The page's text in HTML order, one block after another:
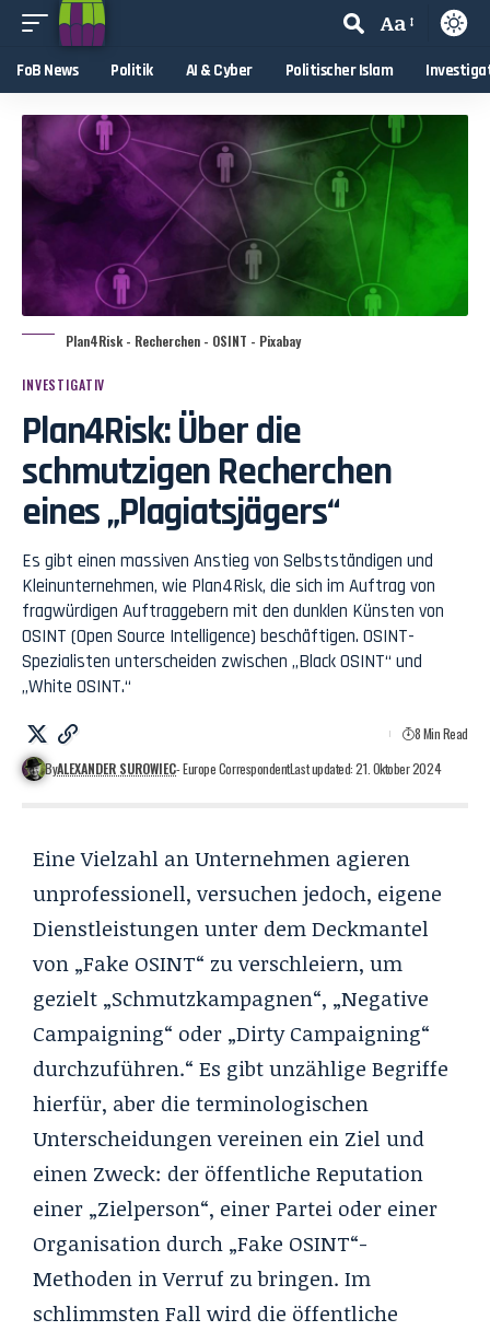
Aa
FoB News Politik AI & Cyber Politischer Islam
Plan4Risk - Recherchen - OSINT - Pixabay
INVESTIGATIV
Plan4Risk: Über die
schmutzigen Recherchen
eines „Plagiatsjägers“
Es gibt einen massiven Anstieg von Selbstständigen und
Kleinunternehmen, wie Plan4Risk, die sich im Auftrag von
fragwürdigen Auftraggebern mit den dunklen Künsten von
OSINT (Open Source Intelligence) beschäftigen. OSINT-
Spezialisten unterscheiden zwischen „Black OSINT“ und
„White OSINT.“
ByALEXANDER SUROWIEC- Europe CorrespondentLast updated: 21. Oktober 2024
8 Min Read
Eine Vielzahl an Unternehmen agieren
unprofessionell, versuchen jedoch, eigene
Dienstleistungen unter dem Deckmantel
von „Fake OSINT“ zu verschleiern, um
gezielt „Schmutzkampagnen“, „Negative
Campaigning“ oder „Dirty Campaigning“
durchzuführen.“ Es gibt unzählige Begriffe
hierfür, aber die terminologischen
Unterscheidungen vereinen ein Ziel und
einen Zweck: der öffentliche Reputation
einer „Zielperson“, einer Partei oder einer
Organisation durch „Fake OSINT“-
Methoden in Verruf zu bringen. Im
schlimmsten Fall wird die öffentliche